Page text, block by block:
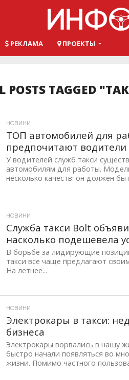
РЕКЛАМА ПРОЕКТЫ
POSTS TAGGED
НОВИНИ
ТОП автомобилей для
предпочитают
У водителей служб такси
автомобилям для работы.
несколько качеств: он должен
НОВИНИ
Служба такси Bolt
насколько подешевела
В борьбе за лидирующие
такси все чаще предлагают
На летнее...
НОВИНИ
Электрокары в такси:
бизнеса
Электрокары ворвались в нашу
быстро начали появляться во
жизни. Помимо частного